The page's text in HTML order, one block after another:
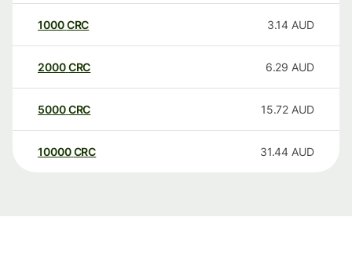
1000CRC 3.14 AUD
2000CRC 6.29 AUD
5000CRC 15.72 AUD
10000 CRC 31.44 AUD